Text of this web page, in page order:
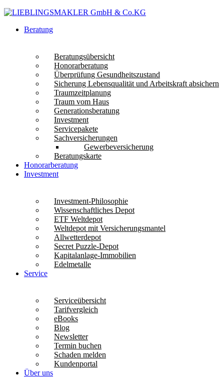
Beratung
Beratungsübersicht
Honorarberatung
Überprüfung Gesundheitszustand
Sicherung Lebensqualität und Arbeitskraft absichern
Traumzeitplanung
Traum vom Haus
Generationsberatung
Investment
Servicepakete
Sachversicherungen
Gewerbeversicherung
Beratungskarte
Honorarberatung
Investment
Investment-Philosophie
Wissenschaftliches Depot
ETF Weltdepot
Weltdepot mit Versicherungsmantel
Allwetterdepot
Secret Puzzle-Depot
Kapitalanlage-Immobilien
Edelmetalle
Service
Serviceübersicht
Tarifvergleich
eBooks
Blog
Newsletter
Termin buchen
Schaden melden
Kundenportal
Über uns